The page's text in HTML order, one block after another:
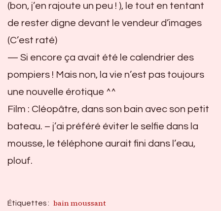
(bon, j’en rajoute un peu ! ), le tout en tentant
de rester digne devant le vendeur d’images
(C’est raté)
— Si encore ça avait été le calendrier des
pompiers ! Mais non, la vie n’est pas toujours
une nouvelle érotique ^^
Film : Cléopâtre, dans son bain avec son petit
bateau. – j’ai préféré éviter le selfie dans la
mousse, le téléphone aurait fini dans l’eau,
plouf.
Étiquettes : bain moussant